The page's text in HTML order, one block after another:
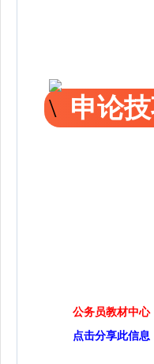
申论
公务员教材中心
点击分享此信息